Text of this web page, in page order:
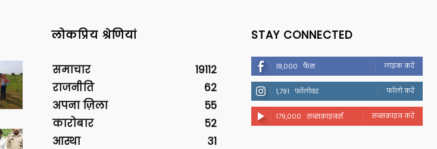
लोकप्रिय श्रेणियां
समाचार
19112
राजनीति
62
अपना ज़िला
55
कारोबार
52
आस्था
31
STAY CONNECTED
18,000 फैंस लाइक करें
1,791 फॉलोवर फॉलो करें
179,000 सब्सक्राइबर्स सब्सक्राइब करें